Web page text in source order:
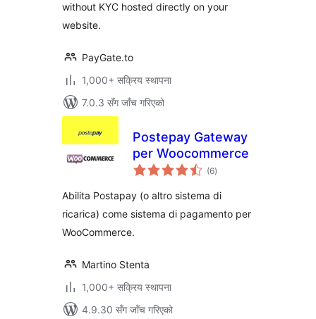
without KYC hosted directly on your
website.
PayGate.to
1,000+ सक्रिय स्थापना
7.0.3 सँग जाँच गरिएको
Postepay Gateway
per Woocommerce
(6कुल
रेटिङ्गहरू
)
Abilita Postapay (o altro sistema di
ricarica) come sistema di pagamento per
WooCommerce.
Martino Stenta
1,000+ सक्रिय स्थापना
4.9.30 सँग जाँच गरिएको